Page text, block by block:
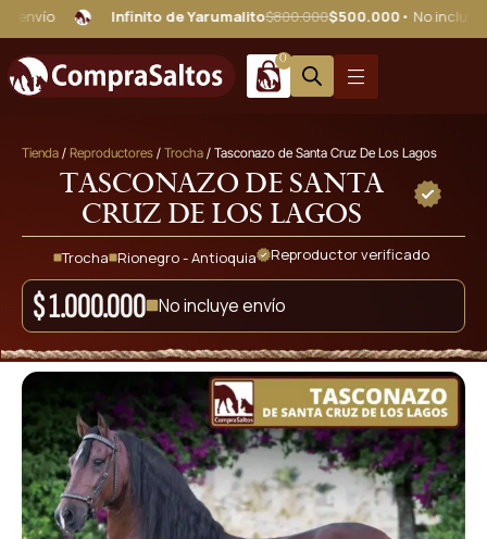
Infinito de Yarumalito$800.000$500.000• No incluye envío
0
Tienda / Reproductores / Trocha / Tasconazo de Santa Cruz De Los Lagos
Tasconazo de Santa
Cruz De Los Lagos
Trocha Rionegro - Antioquia Reproductor verificado
$1.000.000 No incluye envío